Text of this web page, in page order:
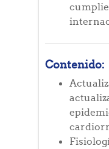
Contenido: